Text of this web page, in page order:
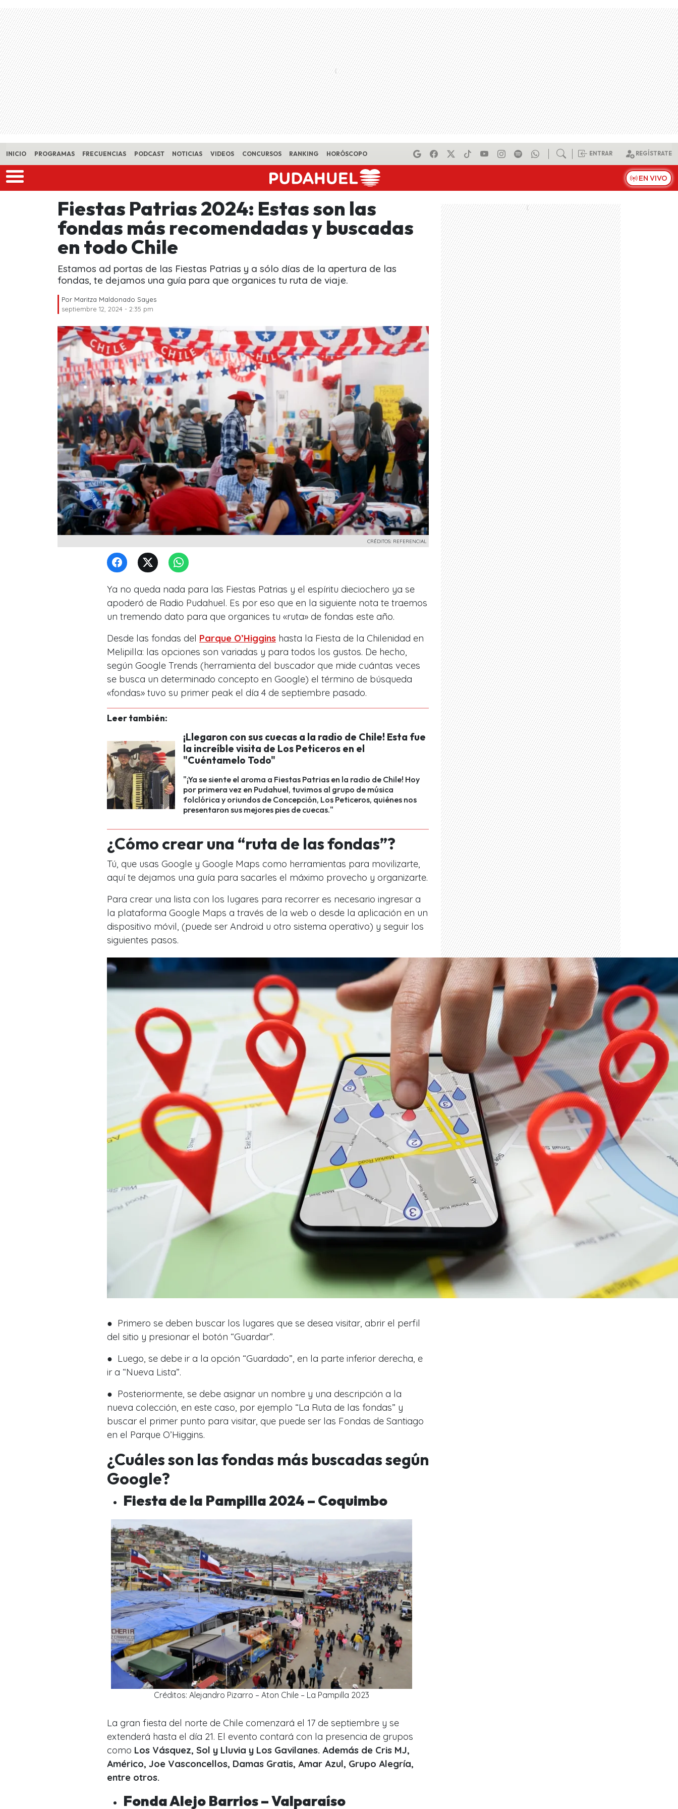
Skip to main content
INICIO PROGRAMAS FRECUENCIAS PODCAST NOTICIAS VIDEOS CONCURSOS RANKING HORÓSCOPO ENTRAR REGÍSTRATE
EN VIVO
Fiestas Patrias 2024: Estas son las
fondas más recomendadas y buscadas
en todo Chile
Estamos ad portas de las Fiestas Patrias y a sólo días de la apertura de las
fondas, te dejamos una guía para que organices tu ruta de viaje.
Por Maritza Maldonado Sayes
septiembre 12, 2024 - 2:35 pm
CRÉDITOS: REFERENCIAL
Ya no queda nada para las Fiestas Patrias y el espíritu dieciochero ya se
apoderó de Radio Pudahuel. Es por eso que en la siguiente nota te traemos
un tremendo dato para que organices tu «ruta» de fondas este año.
Desde las fondas del Parque O’Higgins hasta la Fiesta de la Chilenidad en
Melipilla: las opciones son variadas y para todos los gustos. De hecho,
según Google Trends (herramienta del buscador que mide cuántas veces
se busca un determinado concepto en Google) el término de búsqueda
«fondas» tuvo su primer peak el día 4 de septiembre pasado.
Leer también:
¡Llegaron con sus cuecas a la radio de Chile! Esta fue
la increíble visita de Los Peticeros en el
"Cuéntamelo Todo"
"¡Ya se siente el aroma a Fiestas Patrias en la radio de Chile! Hoy
por primera vez en Pudahuel, tuvimos al grupo de música
folclórica y oriundos de Concepción, Los Peticeros, quiénes nos
presentaron sus mejores pies de cuecas."
¿Cómo crear una “ruta de las fondas”?
Tú, que usas Google y Google Maps como herramientas para movilizarte,
aquí te dejamos una guía para sacarles el máximo provecho y organizarte.
Para crear una lista con los lugares para recorrer es necesario ingresar a
la plataforma Google Maps a través de la web o desde la aplicación en un
dispositivo móvil, (puede ser Android u otro sistema operativo) y seguir los
siguientes pasos.
● Primero se deben buscar los lugares que se desea visitar, abrir el perfil
del sitio y presionar el botón “Guardar”.
● Luego, se debe ir a la opción “Guardado”, en la parte inferior derecha, e
ir a “Nueva Lista”.
● Posteriormente, se debe asignar un nombre y una descripción a la
nueva colección, en este caso, por ejemplo “La Ruta de las fondas” y
buscar el primer punto para visitar, que puede ser las Fondas de Santiago
en el Parque O’Higgins.
¿Cuáles son las fondas más buscadas según
Google?
Fiesta de la Pampilla 2024 – Coquimbo
Créditos: Alejandro Pizarro – Aton Chile – La Pampilla 2023
La gran fiesta del norte de Chile comenzará el 17 de septiembre y se
extenderá hasta el día 21. El evento contará con la presencia de grupos
como Los Vásquez, Sol y Lluvia y Los Gavilanes. Además de Cris MJ,
Américo, Joe Vasconcellos, Damas Gratis, Amar Azul, Grupo Alegría,
entre otros.
Fonda Alejo Barrios – Valparaíso